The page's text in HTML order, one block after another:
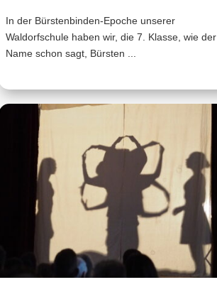
In der Bürstenbinden-Epoche unserer
Waldorfschule haben wir, die 7. Klasse, wie der
Name schon sagt, Bürsten ...